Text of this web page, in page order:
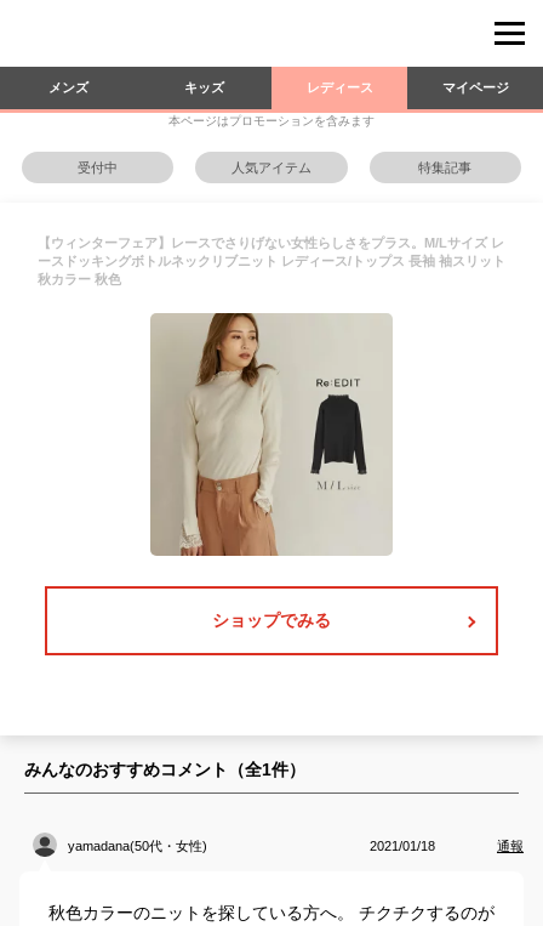
メンズ キッズ レディース マイページ
本ページはプロモーションを含みます
受付中 人気アイテム 特集記事
【ウィンターフェア】レースでさりげない女性らしさをプラス。M/Lサイズ レ
ースドッキングボトルネックリブニット レディース/トップス 長袖 袖スリット
秋カラー 秋色
ショップでみる
みんなのおすすめコメント（全1件）
yamadana(50代・女性) 2021/01/18 通報
秋色カラーのニットを探している方へ。 チクチクするのが